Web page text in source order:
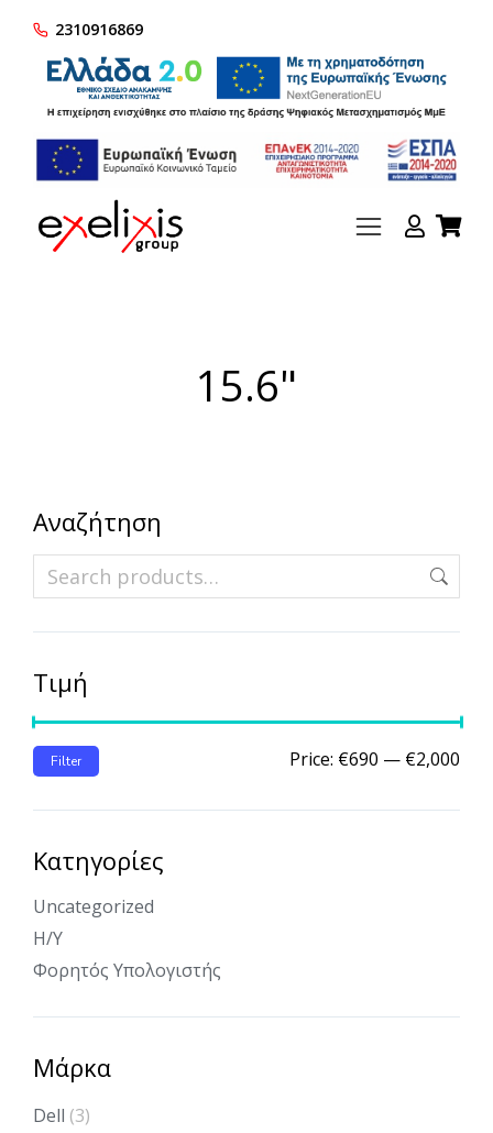
2310916869
15.6"
Αναζήτηση
Τιμή
Filter Price: €690 — €2,000
Κατηγορίες
Uncategorized
Η/Υ
Φορητός Υπολογιστής
Μάρκα
Dell (3)